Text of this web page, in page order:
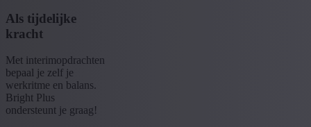
Als tijdelijke
kracht
Met interimopdrachten
bepaal je zelf je
werkritme en balans.
Bright Plus
ondersteunt je graag!